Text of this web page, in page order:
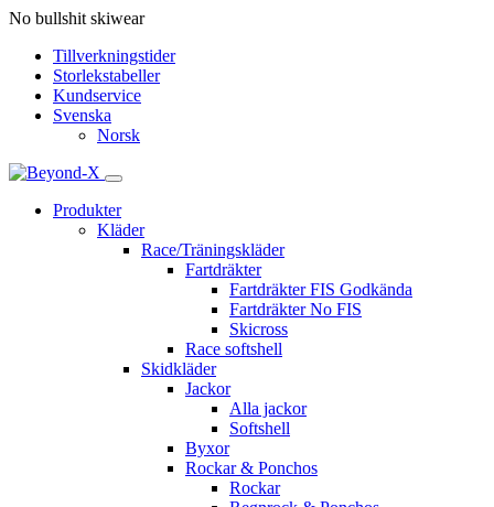
No bullshit skiwear
Tillverkningstider
Storlekstabeller
Kundservice
Svenska
Norsk
Produkter
Kläder
Race/Träningskläder
Fartdräkter
Fartdräkter FIS Godkända
Fartdräkter No FIS
Skicross
Race softshell
Skidkläder
Jackor
Alla jackor
Softshell
Byxor
Rockar & Ponchos
Rockar